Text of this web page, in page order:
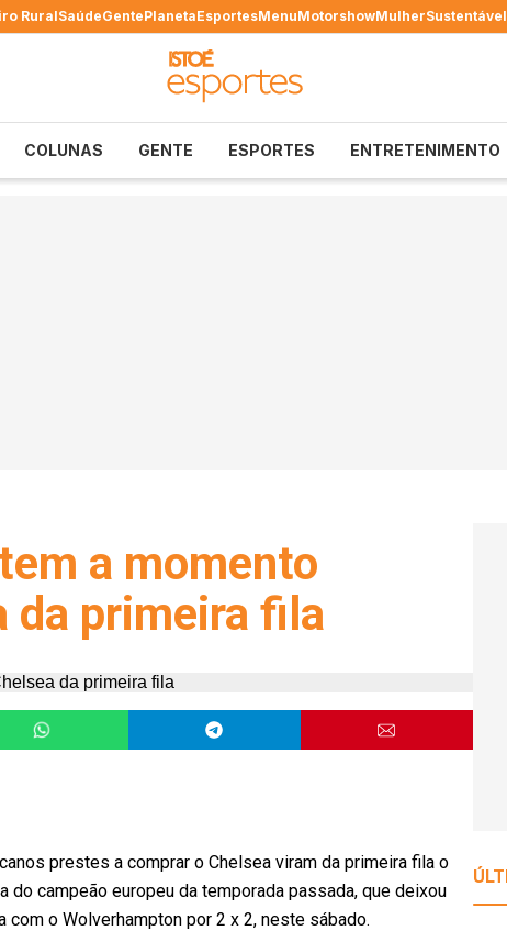
RuralSaúdeGentePlanetaEsportesMenuMotorshowMulherSustentável
COLUNAS GENTE ESPORTES ENTRETENIMENTO
a momento
da primeira fila
prestes a comprar o Chelsea viram da primeira fila o
campeão europeu da temporada passada, que deixou
o Wolverhampton por 2 x 2, neste sábado.